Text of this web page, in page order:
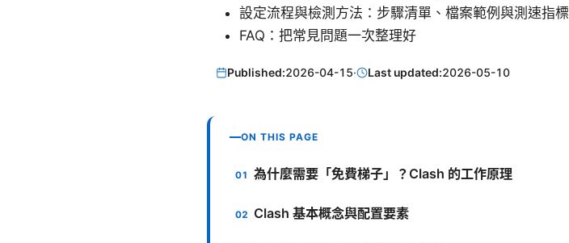
設定流程與檢測方法：步驟清單、檔案範例與測速指標
FAQ：把常見問題一次整理好
Published:2026-04-15· Last updated:2026-05-10
ON THIS PAGE
為什麼需要「免費梯子」？Clash 的工作原理
Clash 基本概念與配置要素